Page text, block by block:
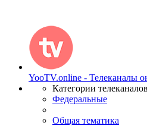
YooTV.online - Телеканалы
Категории телеканалов
Федеральные
Общая тематика